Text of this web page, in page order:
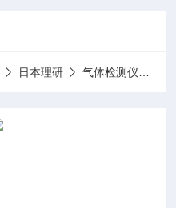
日本理研 气体检测仪